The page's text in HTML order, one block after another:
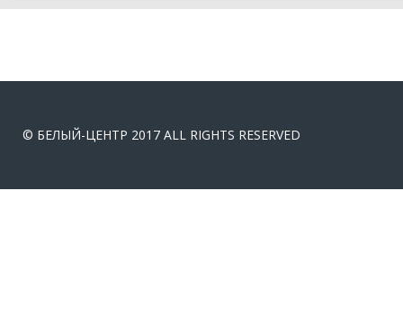
© БЕЛЫЙ-ЦЕНТР 2017 ALL RIGHTS RESERVED